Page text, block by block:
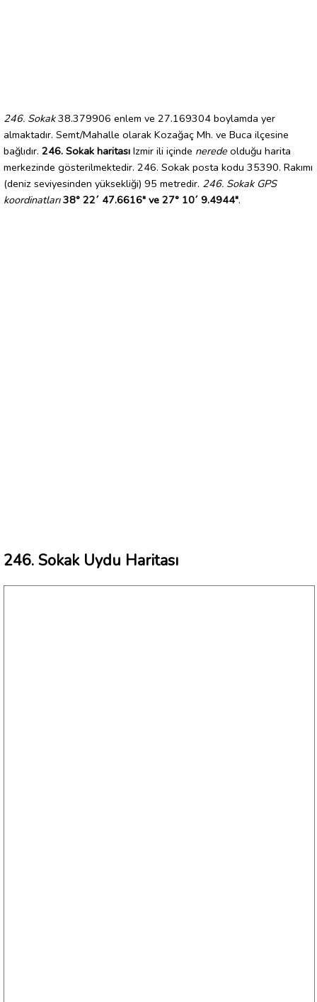
246. Sokak38.379906 enlem ve 27.169304 boylamda yer
almaktadır. Semt/Mahalle olarak Kozağaç Mh. ve Buca ilçesine
bağlıdır. 246. Sokak haritası Izmir ili içinde nerede olduğu harita
merkezinde gösterilmektedir. 246. Sokak posta kodu 35390. Rakımı
(deniz seviyesinden yüksekliği) 95 metredir. 246. Sokak GPS
koordinatları 38° 22´ 47.6616" ve 27° 10´ 9.4944".
246. Sokak Uydu Haritası